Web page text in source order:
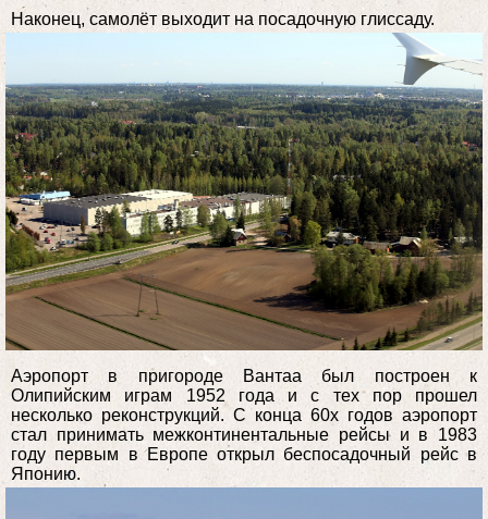
Наконец, самолёт выходит на посадочную глиссаду.
Аэропорт в пригороде Вантаа был построен к
Олипийским играм 1952 года и с тех пор прошел
несколько реконструкций. С конца 60х годов аэропорт
стал принимать межконтинентальные рейсы и в 1983
году первым в Европе открыл беспосадочный рейс в
Японию.